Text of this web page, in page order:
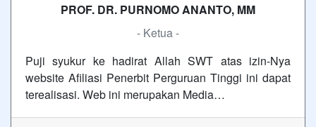
PROF. DR. PURNOMO ANANTO, MM
- Ketua -
Puji syukur ke hadirat Allah SWT atas izin-Nya
website Afiliasi Penerbit Perguruan Tinggi ini dapat
terealisasi. Web ini merupakan Media…